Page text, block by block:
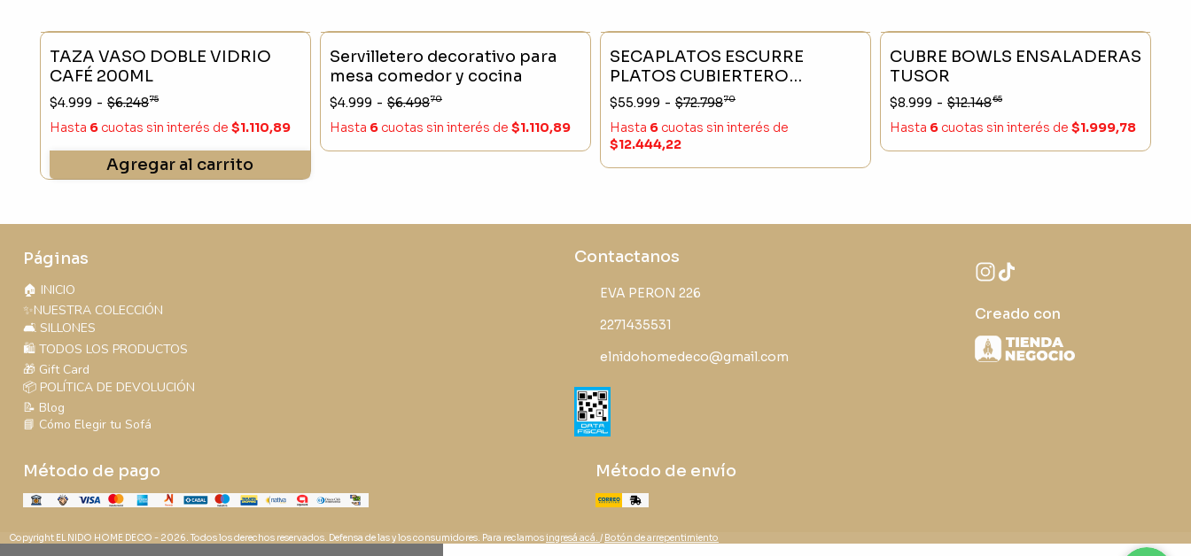
- 20 %
TAZA VASO DOBLE VIDRIO
CAFÉ 200ML
$4.999 - $6.24875
Hasta 6 cuotas sin interés de $1.110,89
Agregar al carrito
SIN STOCK
Servilletero decorativo para
mesa comedor y cocina
$4.999 - $6.49870
Hasta 6 cuotas sin interés de $1.110,89
SIN STOCK
SECAPLATOS ESCURRE
PLATOS CUBIERTERO
BANDEJA ESCURRIDORA 2
NIVELES NEGRO
$55.999 - $72.79870
Hasta 6 cuotas sin interés de
$12.444,22
SIN STOCK - 25 %
CUBRE BOWLS ENSALADERAS
TUSOR
$8.999 - $12.14865
Hasta 6 cuotas sin interés de $1.999,78
Páginas
🏠 INICIO
✨NUESTRA COLECCIÓN
🛋️ SILLONES
🛍️ TODOS LOS PRODUCTOS
🎁 Gift Card
📦 POLÍTICA DE DEVOLUCIÓN
📝 Blog
📘 Cómo Elegir tu Sofá
Contactanos
EVA PERON 226
2271435531
elnidohomedeco@gmail.com
Creado con
Método de pago Método de envío
Copyright EL NIDO HOME DECO - 2026. Todos los derechos reservados. Defensa de las y los consumidores. Para reclamosingresá acá. / Botón de arrepentimiento